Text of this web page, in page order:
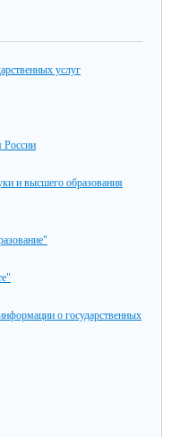
услуг
России
и высшего образования
о государственных